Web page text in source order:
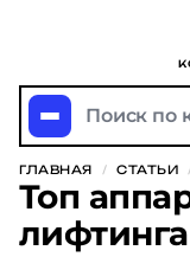
Поиск по
ГЛАВНАЯ / СТАТЬИ
Топ
лифтинга